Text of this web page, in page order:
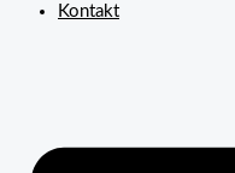
Kontakt